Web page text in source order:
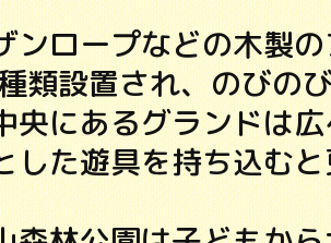
ンロープなどの木製
類設置され、のびの
央にあるグランドは
した遊具を持ち込む